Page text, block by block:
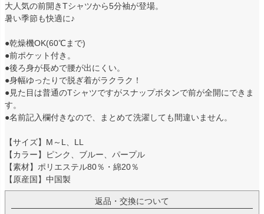
大人気の前開きTシャツから5分袖が登場。
暑い季節も快適に♪
●乾燥機OK(60℃まで)
●前ポケット付き。
●後ろ身が長めで腰が出にくい。
●身幅ゆったりで脱ぎ着がラクラク！
●見た目は普通のTシャツですがスナップボタンで前が全開にできま
す。
●名前記入欄付きなので、まとめて洗濯しても間違いません。
【サイズ】M～L、LL
【カラー】ピンク、ブルー、パープル
【素材】ポリエステル80％・綿20％
【原産国】中国製
返品・交換について